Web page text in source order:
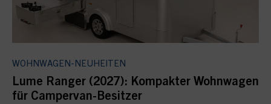
WOHNWAGEN-NEUHEITEN
Lume Ranger (2027): Kompakter Wohnwagen
für Campervan-Besitzer